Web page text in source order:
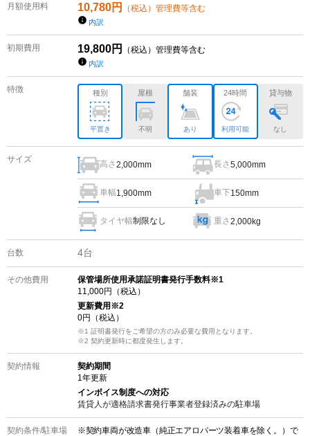
月額使用料 10,780円 （税込）管理費等含む
内訳
初期費用 19,800円 （税込）管理費等含む
内訳
特徴 種別
平置き
屋根
不明
舗装
あり
24時間
利用可能
貸与物
なし
サイズ
高さ2,000mm 長さ5,000mm
車幅1,900mm 車下150mm
タイヤ幅制限なし 重さ2,000kg
台数 4台
その他費用
保管場所使用承諾証明書発行手数料※1
11,000円（税込）
更新費用※2
0円（税込）
※1 証明書発行をご希望の方のみ必要な費用となります。
※2 契約更新時に都度発生します。
契約情報
契約期間
1 年更新
インボイス制度への対応
賃貸人が適格請求書発行事業者登録済みの駐車場
契約条件/駐車場
※契約車両が改造車（純正エアロパーツ装着車を除く。）で